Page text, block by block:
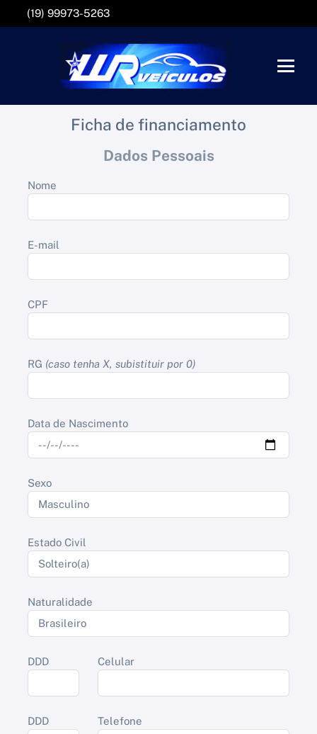
(19) 99973-5263
Ficha de financiamento
Dados Pessoais
Nome
E-mail
CPF
RG (caso tenha X, subistituir por 0)
Data de Nascimento
Sexo
Estado Civil
Naturalidade
DDD Celular
DDD Telefone